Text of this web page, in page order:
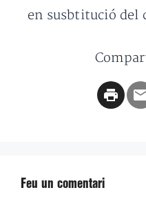
en susbtitució del
Feu un comentari